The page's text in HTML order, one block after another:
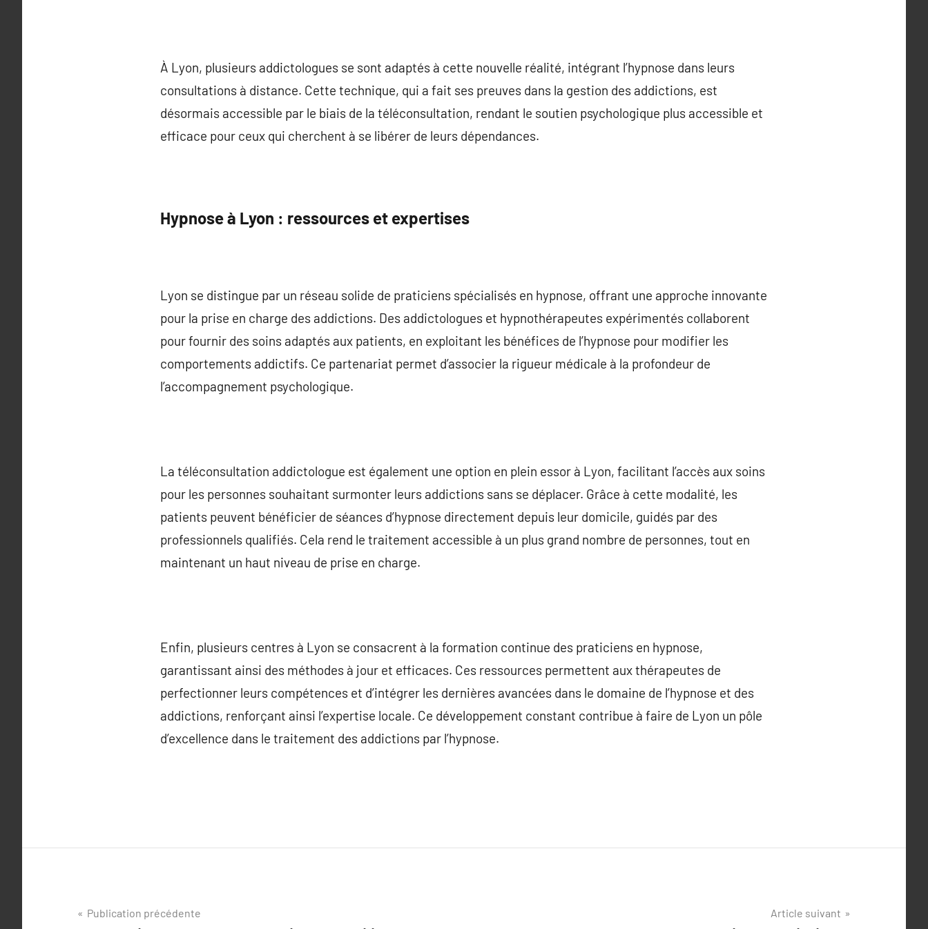
À Lyon, plusieurs addictologues se sont adaptés à cette nouvelle réalité, intégrant l’hypnose dans leurs
consultations à distance. Cette technique, qui a fait ses preuves dans la gestion des addictions, est
désormais accessible par le biais de la téléconsultation, rendant le soutien psychologique plus accessible et
efficace pour ceux qui cherchent à se libérer de leurs dépendances.
Hypnose à Lyon : ressources et expertises
Lyon se distingue par un réseau solide de praticiens spécialisés en hypnose, offrant une approche innovante
pour la prise en charge des addictions. Des addictologues et hypnothérapeutes expérimentés collaborent
pour fournir des soins adaptés aux patients, en exploitant les bénéfices de l’hypnose pour modifier les
comportements addictifs. Ce partenariat permet d’associer la rigueur médicale à la profondeur de
l’accompagnement psychologique.
La téléconsultation addictologue est également une option en plein essor à Lyon, facilitant l’accès aux soins
pour les personnes souhaitant surmonter leurs addictions sans se déplacer. Grâce à cette modalité, les
patients peuvent bénéficier de séances d’hypnose directement depuis leur domicile, guidés par des
professionnels qualifiés. Cela rend le traitement accessible à un plus grand nombre de personnes, tout en
maintenant un haut niveau de prise en charge.
Enfin, plusieurs centres à Lyon se consacrent à la formation continue des praticiens en hypnose,
garantissant ainsi des méthodes à jour et efficaces. Ces ressources permettent aux thérapeutes de
perfectionner leurs compétences et d’intégrer les dernières avancées dans le domaine de l’hypnose et des
addictions, renforçant ainsi l’expertise locale. Ce développement constant contribue à faire de Lyon un pôle
d’excellence dans le traitement des addictions par l’hypnose.
Navigation
Publication précédente Article suivant